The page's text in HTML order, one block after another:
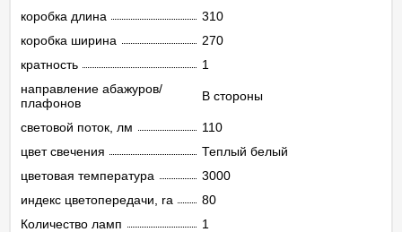
коробка длина
310
коробка ширина
270
кратность
1
направление абажуров/
плафонов
В стороны
световой поток, лм
110
цвет свечения
Теплый белый
цветовая температура
3000
индекс цветопередачи, ra
80
Количество ламп
1